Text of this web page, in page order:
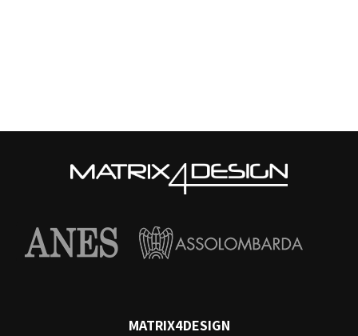
MATRIX4DESIGN